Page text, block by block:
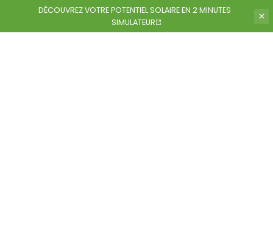
DÉCOUVREZ VOTRE POTENTIELSOLAIRE EN 2 MINUTES
SIMULATEUR